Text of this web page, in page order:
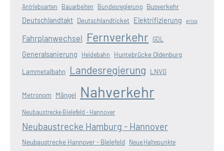
Antriebsarten Bauarbeiten Bundesregierung Busverkehr
Deutschlandtakt Deutschlandticket Elektrifizierung erixx
Fahrplanwechsel Fernverkehr GDL
Generalsanierung Heidebahn Huntebrücke Oldenburg
Lammetalbahn Landesregierung LNVG
Metronom Mängel Nahverkehr
Neubaustrecke Bielefeld - Hannover
Neubaustrecke Hamburg - Hannover
Neubaustrecke Hannover - Bielefeld Neue Haltepunkte